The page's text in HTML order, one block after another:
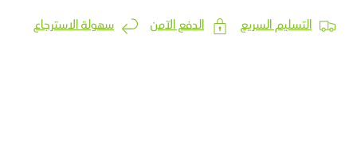
التسليم السريع الدفع الآمن سهولة الاسترجاع